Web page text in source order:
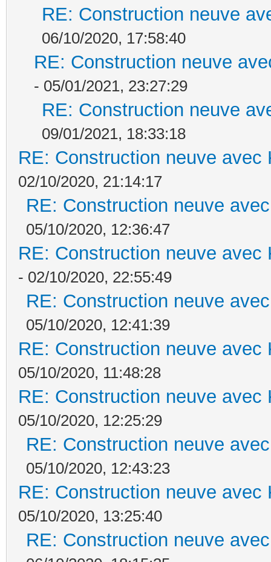
RE: Construction neuve
06/10/2020, 17:58:40
RE: Construction neuve
- 05/01/2021, 23:27:29
RE: Construction neuve
09/01/2021, 18:33:18
RE: Construction neuve avec
02/10/2020, 21:14:17
RE: Construction neuve
05/10/2020, 12:36:47
RE: Construction neuve avec
- 02/10/2020, 22:55:49
RE: Construction neuve
05/10/2020, 12:41:39
RE: Construction neuve avec
05/10/2020, 11:48:28
RE: Construction neuve avec
05/10/2020, 12:25:29
RE: Construction neuve
05/10/2020, 12:43:23
RE: Construction neuve avec
05/10/2020, 13:25:40
RE: Construction neuve